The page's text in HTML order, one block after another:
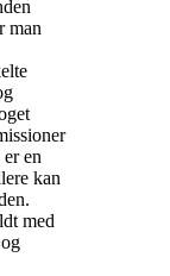
man
en
kan
med